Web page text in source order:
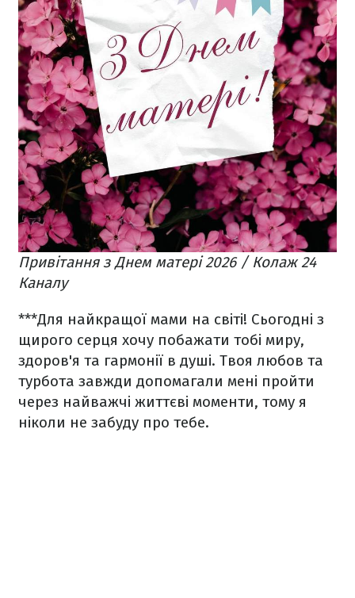
Привітання з Днем матері 2026 / Колаж 24
Каналу
***Для найкращої мами на світі! Сьогодні з
щирого серця хочу побажати тобі миру,
здоров'я та гармонії в душі. Твоя любов та
турбота завжди допомагали мені пройти
через найважчі життєві моменти, тому я
ніколи не забуду про тебе.